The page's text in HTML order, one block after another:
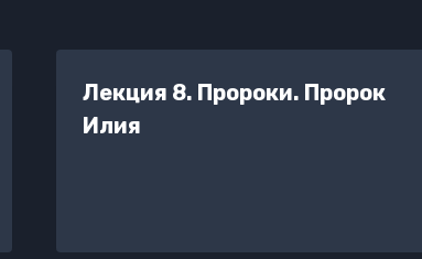
Лекция 8. Пророки. Пророк
Илия